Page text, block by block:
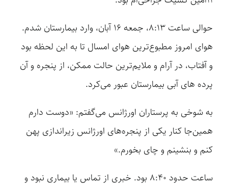
حوالی ساعت ۸:۱۳، جمعه ۱۶ آبان، وارد بیمارستان شدم.
هوای امروز مطبوع‌ترین هوای امسال تا به این لحظه بود
و آفتاب، در آرام و ملایم‌ترین حالت ممکن، از پنجره‌ و آن
پرده های آبی بیمارستان عبور می‌کرد.
به شوخی به پرستاران اورژانس می‌گفتم: «دوست دارم
همین‌جا کنار یکی از پنجره‌های اورژانس زیراندازی پهن
کنم و بنشینم و چای بخورم.»
ساعت حدود ۸:۴۰ بود. خبری از تماس یا بیماری نبود و